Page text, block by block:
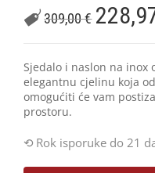
309,00€
Sjedalo i naslon na
elegantnu cjelinu koja
omogućiti će vam
prostoru.
Rok isporuke do 21